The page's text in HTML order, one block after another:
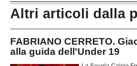
Altri articoli dalla
FABRIANO CERRETO.
alla guida dell'Under 19